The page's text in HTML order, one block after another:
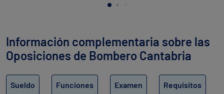
Información complementaria sobre las
Oposiciones de Bombero Cantabria
Sueldo Funciones Examen Requisitos